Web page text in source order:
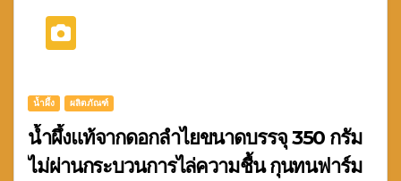
น้ำผึ้ง ผลิตภัณฑ์
น้ำผึ้งแท้จากดอกลำไยขนาดบรรจุ 350 กรัม
ไม่ผ่านกระบวนการไล่ความชื้น กุนทนฟาร์ม